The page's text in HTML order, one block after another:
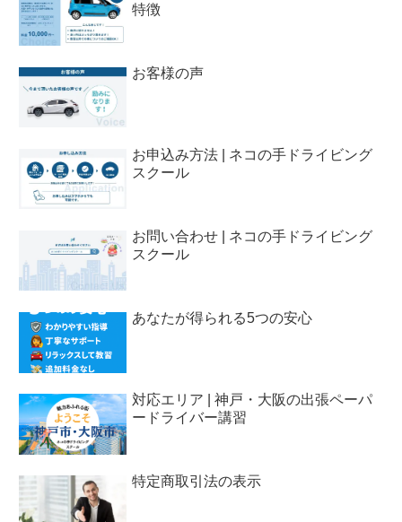
特徴
お客様の声
お申込み方法 | ネコの手ドライビング
スクール
お問い合わせ | ネコの手ドライビング
スクール
あなたが得られる5つの安心
対応エリア | 神戸・大阪の出張ペーパ
ードライバー講習
特定商取引法の表示